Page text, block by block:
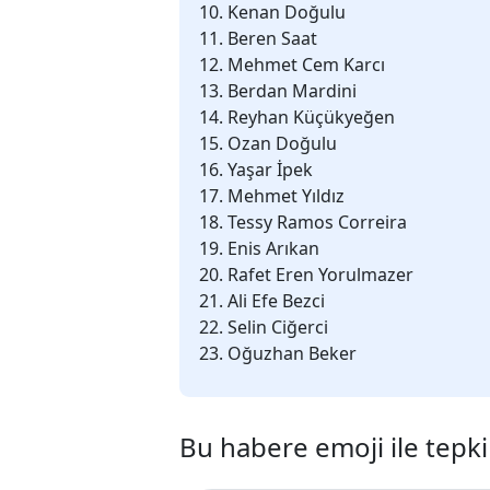
Kenan Doğulu
Beren Saat
Mehmet Cem Karcı
Berdan Mardini
Reyhan Küçükyeğen
Ozan Doğulu
Yaşar İpek
Mehmet Yıldız
Tessy Ramos Correira
Enis Arıkan
Rafet Eren Yorulmazer
Ali Efe Bezci
Selin Ciğerci
Oğuzhan Beker
Bu habere emoji ile